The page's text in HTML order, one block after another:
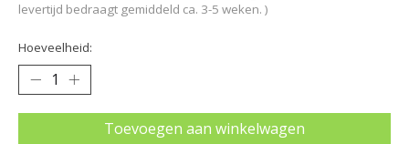
levertijd bedraagt gemiddeld ca. 3-5 weken. )
Hoeveelheid:
Toevoegen aan winkelwagen